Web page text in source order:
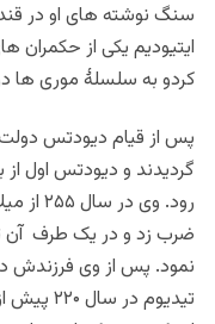
سنگ نوشته های او در
ایتیودیم یکی از حکمران
کردو به سلسلۀ موری ها
پس از قیام دیودتس
گردیدند و دیودتس اول از
رود.
ضرب زد و در یک طرف آن
نمود. پس از وی فرزندش
تیدیوم